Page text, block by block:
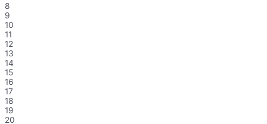
8
9
10
11
12
13
14
15
16
17
18
19
20